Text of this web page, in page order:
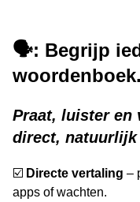
🗣️: Begrijp
woordenboek.
Praat, luister en
direct, natuurlijk
☑️ Directe vertaling –
apps of wachten.